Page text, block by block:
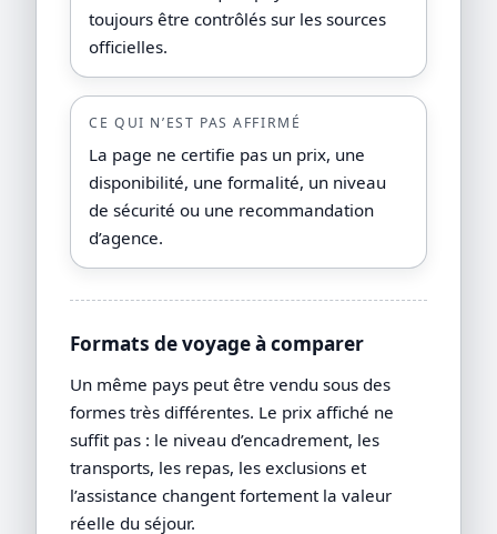
toujours être contrôlés sur les sources
officielles.
CE QUI N’EST PAS AFFIRMÉ
La page ne certifie pas un prix, une
disponibilité, une formalité, un niveau
de sécurité ou une recommandation
d’agence.
Formats de voyage à comparer
Un même pays peut être vendu sous des
formes très différentes. Le prix affiché ne
suffit pas : le niveau d’encadrement, les
transports, les repas, les exclusions et
l’assistance changent fortement la valeur
réelle du séjour.